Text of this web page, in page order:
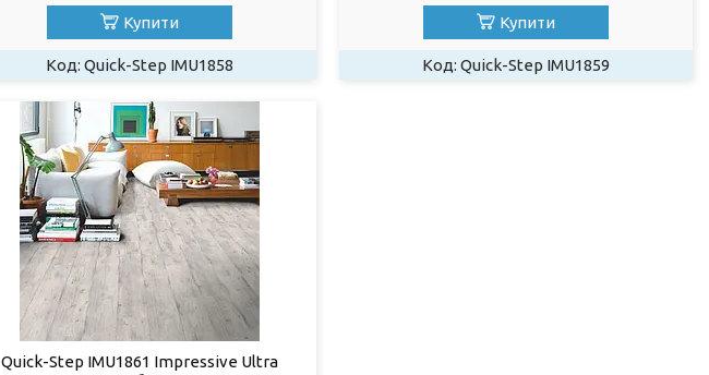
Купити
Quick-Step IMU1858
Купити
Quick-Step IMU1859
Quick-Step IMU1861 Impressive Ultra